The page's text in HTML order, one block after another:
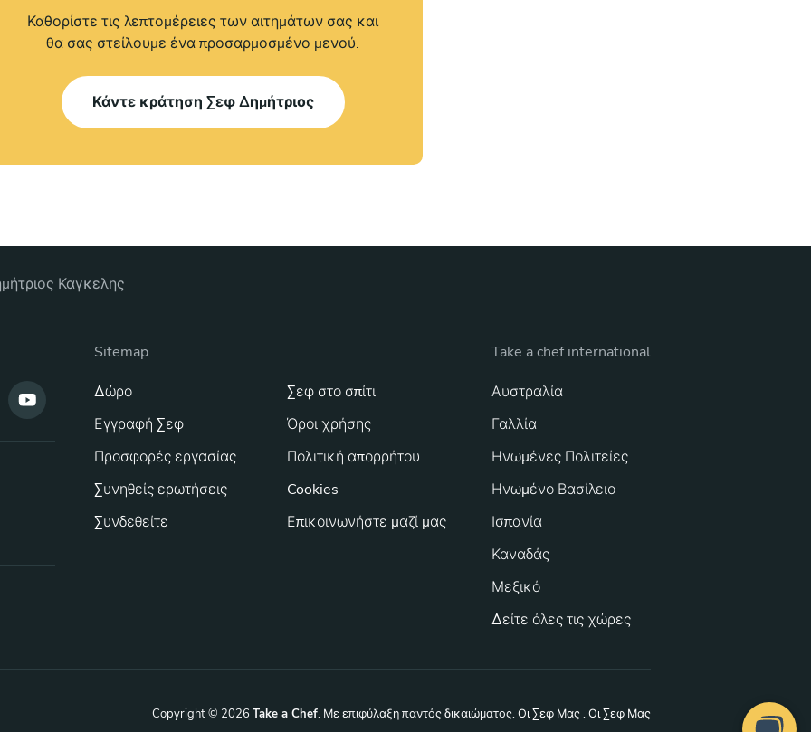
Καθορίστε τις λεπτομέρειες των αιτημάτων σας και
θα σας στείλουμε ένα προσαρμοσμένο μενού.
Κάντε κράτηση Σεφ Δημήτριος
Καγκελης
Sitemap
Δώρο
Εγγραφή Σεφ
Προσφορές εργασίας
Συνηθείς ερωτήσεις
Συνδεθείτε
Σεφ στο σπίτι
Όροι χρήσης
Πολιτική απορρήτου
Cookies
Επικοινωνήστε μαζί μας
Take a chef international
Αυστραλία
Γαλλία
Ηνωμένες Πολιτείες
Ηνωμένο Βασίλειο
Ισπανία
Καναδάς
Μεξικό
Δείτε όλες τις χώρες
Copyright © 2026 Take a Chef. Με επιφύλαξη παντός δικαιώματος.Οι Σεφ Μας. Οι Σεφ Μας